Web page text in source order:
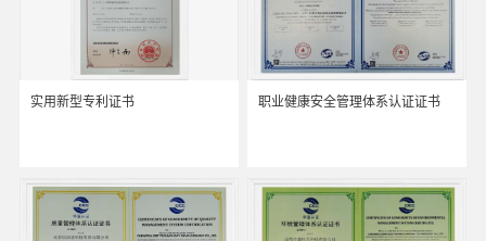
实用新型专利证书 职业健康安全管理体系认证证书